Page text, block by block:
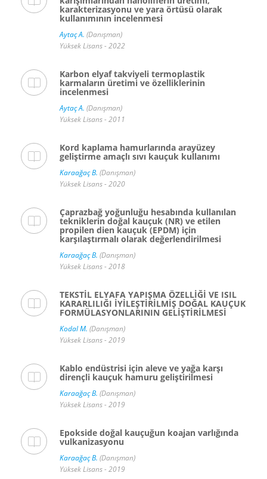
karakterizasyonu ve yara örtüsü olarak
kullanımının incelenmesi
Aytaç A. (Danışman)
Yüksek Lisans - 2022
Karbon elyaf takviyeli termoplastik
karmaların üretimi ve özelliklerinin
incelenmesi
Aytaç A. (Danışman)
Yüksek Lisans - 2011
Kord kaplama hamurlarında arayüzey
geliştirme amaçlı sıvı kauçuk kullanımı
Karaağaç B. (Danışman)
Yüksek Lisans - 2020
Çaprazbağ yoğunluğu hesabında kullanılan
tekniklerin doğal kauçuk (NR) ve etilen
propilen dien kauçuk (EPDM) için
karşılaştırmalı olarak değerlendirilmesi
Karaağaç B. (Danışman)
Yüksek Lisans - 2018
TEKSTİL ELYAFA YAPIŞMA ÖZELLİĞİ VE ISIL
KARARLILIĞI İYİLEŞTİRİLMİŞ DOĞAL KAUÇUK
FORMÜLASYONLARININ GELİŞTİRİLMESİ
Kodal M. (Danışman)
Yüksek Lisans - 2019
Kablo endüstrisi için aleve ve yağa karşı
dirençli kauçuk hamuru geliştirilmesi
Karaağaç B. (Danışman)
Yüksek Lisans - 2019
Epokside doğal kauçuğun koajan varlığında
vulkanizasyonu
Karaağaç B. (Danışman)
Yüksek Lisans - 2019